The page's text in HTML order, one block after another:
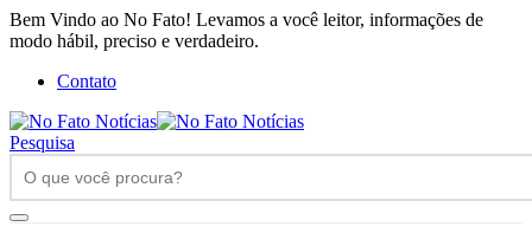
Bem Vindo ao No Fato! Levamos a você leitor, informações de
modo hábil, preciso e verdadeiro.
Contato
Pesquisa